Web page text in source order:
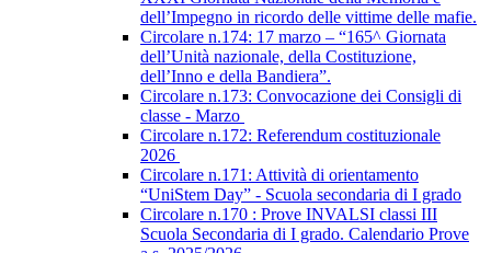
dell’Impegno in ricordo delle vittime delle mafie.
Circolare n.174: 17 marzo – “165^ Giornata
dell’Unità nazionale, della Costituzione,
dell’Inno e della Bandiera”.
Circolare n.173: Convocazione dei Consigli di
classe - Marzo
Circolare n.172: Referendum costituzionale
2026
Circolare n.171: Attività di orientamento
“UniStem Day” - Scuola secondaria di I grado
Circolare n.170 : Prove INVALSI classi III
Scuola Secondaria di I grado. Calendario Prove